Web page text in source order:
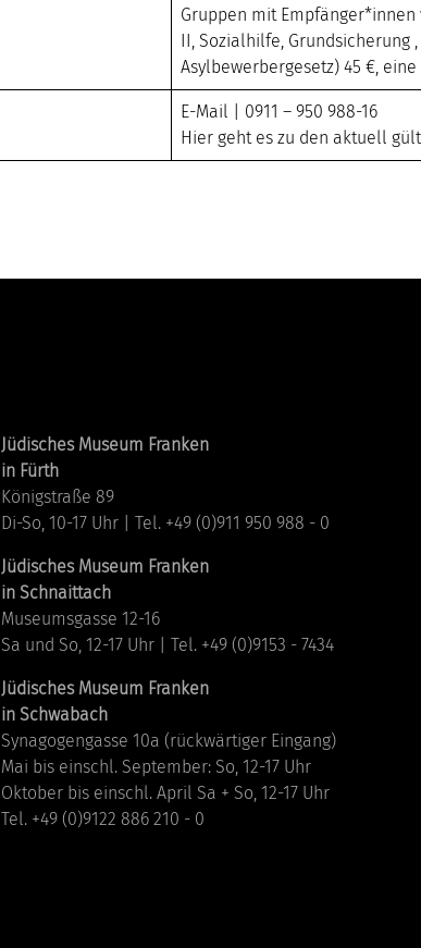
Gruppen mit Empfänger*innen
II, Sozialhilfe, Grundsicherung
Asylbewerbergesetz) 45 €,
E-Mail
| 0911 – 950 988-16
Hier geht es zu den aktuell
Jüdisches Museum Franken
in Fürth
Königstraße 89
Di-So, 10-17 Uhr | Tel. +49 (0)911 950 988 - 0
Jüdisches Museum Franken
in Schnaittach
Museumsgasse 12-16
Sa und So, 12-17 Uhr | Tel. +49 (0)9153 - 7434
Jüdisches Museum Franken
in Schwabach
Synagogengasse 10a (rückwärtiger Eingang)
Mai bis einschl. September: So, 12-17 Uhr
Oktober bis einschl. April Sa + So, 12-17 Uhr
Tel. +49 (0)9122 886 210 - 0